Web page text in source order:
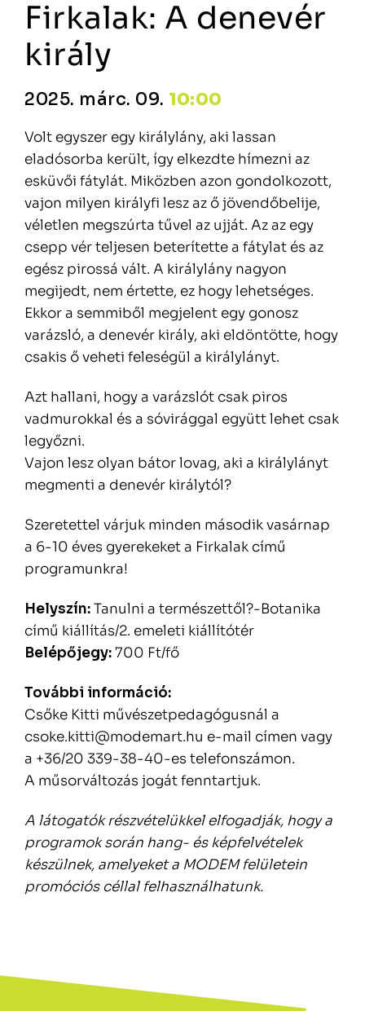
Firkalak: A denevér
király
2025. márc. 09. 10:00
Volt egyszer egy királylány, aki lassan
eladósorba került, így elkezdte hímezni az
esküvői fátylát. Miközben azon gondolkozott,
vajon milyen királyfi lesz az ő jövendőbelije,
véletlen megszúrta tűvel az ujját. Az az egy
csepp vér teljesen beterítette a fátylat és az
egész pirossá vált. A királylány nagyon
megijedt, nem értette, ez hogy lehetséges.
Ekkor a semmiből megjelent egy gonosz
varázsló, a denevér király, aki eldöntötte, hogy
csakis ő veheti feleségül a királylányt.
Azt hallani, hogy a varázslót csak piros
vadmurokkal és a sóvirággal együtt lehet csak
legyőzni.
Vajon lesz olyan bátor lovag, aki a királylányt
megmenti a denevér királytól?
Szeretettel várjuk minden második vasárnap
a 6-10 éves gyerekeket a Firkalak című
programunkra!
Helyszín:Tanulni a természettől?-Botanika
című kiállítás/2. emeleti kiállítótér
Belépőjegy:700 Ft/fő
További információ:
Csőke Kitti művészetpedagógusnál a
csoke.kitti@modemart.hu e-mail címen vagy
a +36/20 339-38-40-es telefonszámon.
A műsorváltozás jogát fenntartjuk.
A látogatók részvételükkel elfogadják, hogy a
programok során hang- és képfelvételek
készülnek, amelyeket a MODEM felületein
promóciós céllal felhasználhatunk.